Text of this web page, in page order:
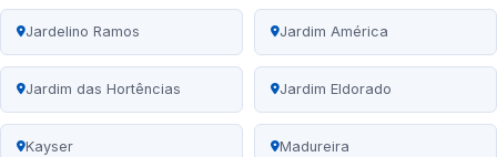
Jardelino Ramos Jardim América
Jardim das Hortências Jardim Eldorado
Kayser Madureira